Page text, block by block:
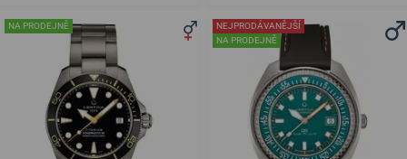
NA PRODEJNĚ
NEJPRODÁVANĚJŠÍ
NA PRODEJNĚ